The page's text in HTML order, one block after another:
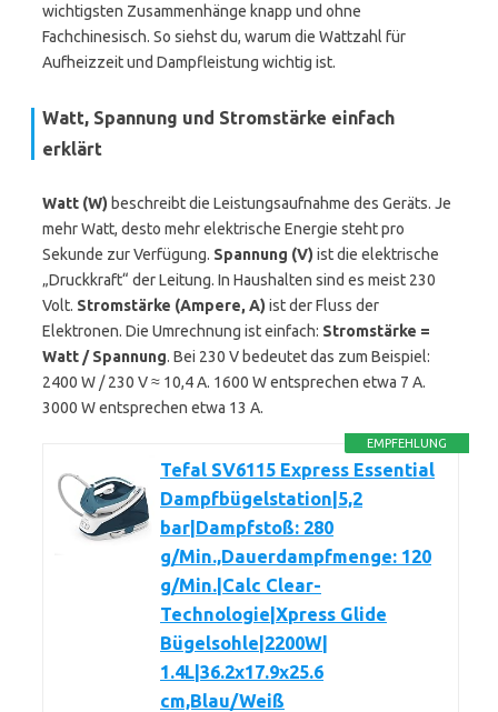
wichtigsten Zusammenhänge knapp und ohne
Fachchinesisch. So siehst du, warum die Wattzahl für
Aufheizzeit und Dampfleistung wichtig ist.
Watt, Spannung und Stromstärke einfach
erklärt
Watt (W) beschreibt die Leistungsaufnahme des Geräts. Je
mehr Watt, desto mehr elektrische Energie steht pro
Sekunde zur Verfügung. Spannung (V) ist die elektrische
„Druckkraft“ der Leitung. In Haushalten sind es meist 230
Volt. Stromstärke (Ampere, A) ist der Fluss der
Elektronen. Die Umrechnung ist einfach: Stromstärke =
Watt / Spannung. Bei 230 V bedeutet das zum Beispiel:
2400 W / 230 V ≈ 10,4 A. 1600 W entsprechen etwa 7 A.
3000 W entsprechen etwa 13 A.
EMPFEHLUNG
Tefal SV6115 Express Essential
Dampfbügelstation|5,2
bar|Dampfstoß: 280
g/Min.,Dauerdampfmenge: 120
g/Min.|Calc Clear-
Technologie|Xpress Glide
Bügelsohle|2200W|
1.4L|36.2x17.9x25.6
cm,Blau/Weiß